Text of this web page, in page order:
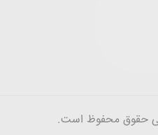
حقوق محفوظ است.